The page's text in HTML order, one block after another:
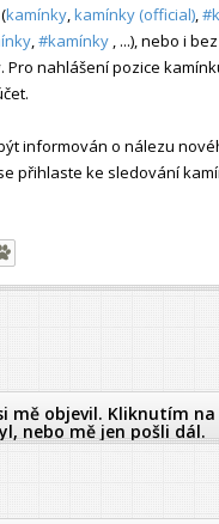
kamínky kamínky (official)
#kamínky , ...), nebo i
Pro nahlášení pozice
informován o nálezu
přihlaste ke sledování
mě objevil. Kliknutím
nebo mě jen pošli dál.